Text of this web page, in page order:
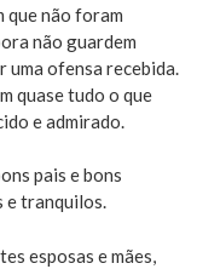
que não foram
não guardem
uma ofensa recebida.
quase tudo o que
e admirado.
pais e bons
e tranquilos.
esposas e mães,